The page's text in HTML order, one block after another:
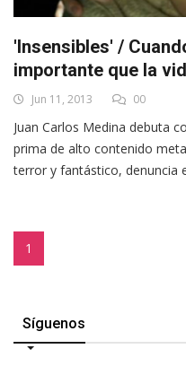
'Insensibles' /
importante que la
Jun 11, 2013 00
Juan Carlos Medina debuta
prima de alto contenido
terror y fantástico, denuncia
1
Síguenos